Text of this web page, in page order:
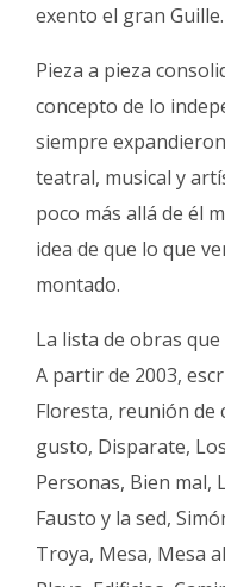
exento el gran Guille.
Pieza a pieza
concepto de lo
siempre
teatral, musical y
poco más allá de él
idea de que lo que
montado.
La lista de obras
A partir de 2003,
Floresta, reunión de
gusto, Disparate,
Personas, Bien mal,
Fausto y la sed,
Troya, Mesa, Mesa